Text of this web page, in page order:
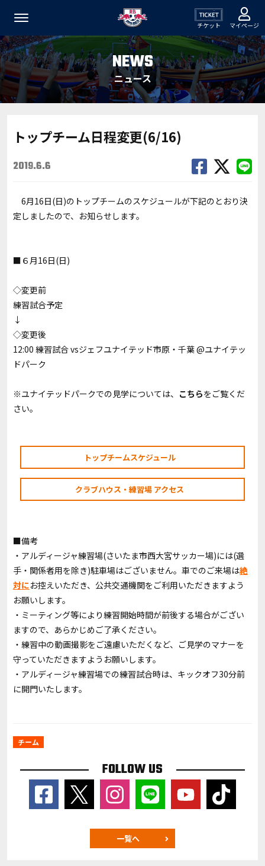
チケット マイページ
NEWS
ニュース
トップチーム日程変更(6/16)
2019.6.6
6月16日(日)のトップチームのスケジュールが下記のとおり決
定しましたので、お知らせします。
■６月16日(日)
◇変更前
練習試合予定
↓
◇変更後
12:00 練習試合 vsジェフユナイテッド市原・千葉 @ユナイテッ
ドパーク
※ユナイテッドパークでの見学については、 こちらをご覧くだ
さい。
トップチームスケジュール
クラブハウス・練習場 アクセス
■備考
・アルディージャ練習場(さいたま市西大宮サッカー場)には(選
手・関係者用を除き)駐車場はございません。車でのご来場は絶
対にお控えいただき、公共交通機関をご利用いただきますよう
お願いします。
・ミーティング等により練習開始時間が前後する場合がござい
ますので、あらかじめご了承ください。
・練習中の動画撮影をご遠慮いただくなど、ご見学のマナーを
守っていただきますようお願いします。
・アルディージャ練習場での練習試合時は、キックオフ30分前
に開門いたします。
チーム
FOLLOW US
一覧へ